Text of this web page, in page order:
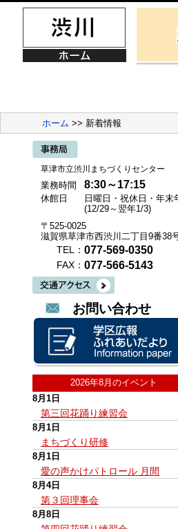
ホーム >> 新着情報
草津市立渋川まちづくりセンター
業務時間 8:30～17:15
休館日
日曜日・祝休日・年末
(12/29～翌年1/3)
〒525-0025
滋賀県草津市西渋川二丁目9番38
TEL： 077-569-0350
FAX： 077-566-5143
お問い合わせ
2026年8月のイベント
8月1日
第三回花踊り練習会
8月1日
まちづくり研修
8月1日
愛の声かけパトロール 月間
8月4日
第３回理事会
8月8日